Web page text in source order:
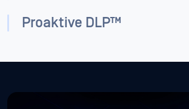
Proaktive DLP™